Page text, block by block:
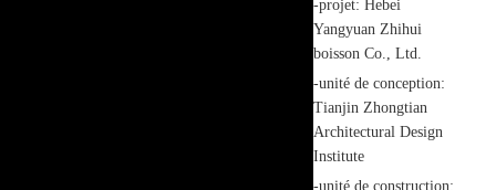
-projet: Hebei
Yangyuan Zhihui
boisson Co., Ltd.
-unité de conception:
Tianjin Zhongtian
Architectural Design
Institute
-unité de construction: